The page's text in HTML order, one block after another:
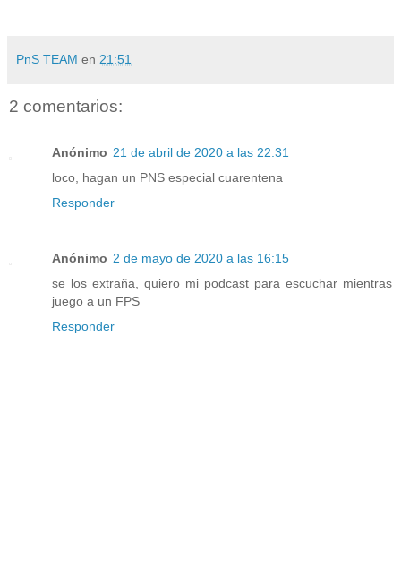
PnS TEAM en 21:51
2 comentarios:
Anónimo 21 de abril de 2020 a las 22:31
loco, hagan un PNS especial cuarentena
Responder
Anónimo 2 de mayo de 2020 a las 16:15
se los extraña, quiero mi podcast para escuchar mientras
juego a un FPS
Responder